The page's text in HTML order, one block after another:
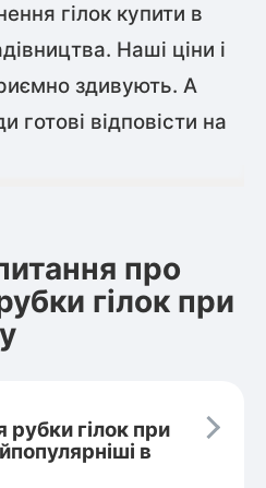
гілок купити в
Наші ціни і
здивують. А
готові відповісти на
про
гілок при
рубки гілок при
в